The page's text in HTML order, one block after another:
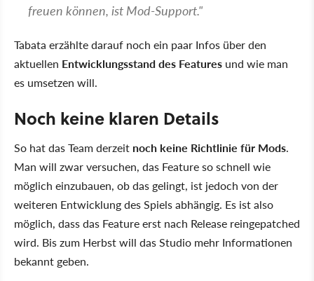
freuen können, ist Mod-Support."
Tabata erzählte darauf noch ein paar Infos über den
aktuellen Entwicklungsstand des Features und wie man
es umsetzen will.
Noch keine klaren Details
So hat das Team derzeit noch keine Richtlinie für Mods.
Man will zwar versuchen, das Feature so schnell wie
möglich einzubauen, ob das gelingt, ist jedoch von der
weiteren Entwicklung des Spiels abhängig. Es ist also
möglich, dass das Feature erst nach Release reingepatched
wird. Bis zum Herbst will das Studio mehr Informationen
bekannt geben.